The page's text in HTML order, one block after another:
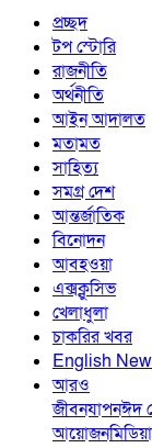
প্রচ্ছদ
টপ স্টোরি
রাজনীতি
অর্থনীতি
আইন আদালত
মতামত
সাহিত্য
সমগ্র দেশ
আন্তর্জাতিক
বিনোদন
আবহওয়া
এক্সক্লুসিভ
খেলাধুলা
চাকরির খবর
English
আরও
জীবনযাপনঈদ
আয়োজনমিডিয়া